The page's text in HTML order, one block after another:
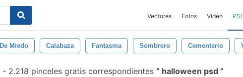
Vectores Fotos Vídeo
De Miedo Calabaza Fantasma Sombrero Cementerio
- 2.218 pinceles gratis correspondientes halloween psd